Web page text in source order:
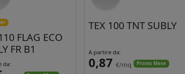
FLAG ECO
FR B1
da:
TEX 100 TNT SUBLY
A partire da:
0,87 €/mq Promo Mese